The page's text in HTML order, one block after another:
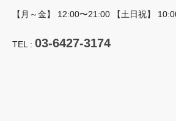
【月～金】 12:00〜21:00 【土日祝】
TEL : 03-6427-3174